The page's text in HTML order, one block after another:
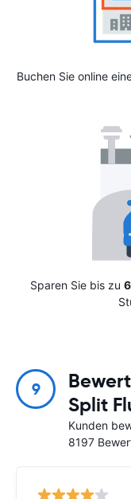
Buchen Sie online
Sparen Sie bis zu
9
Split
Kunden
8197